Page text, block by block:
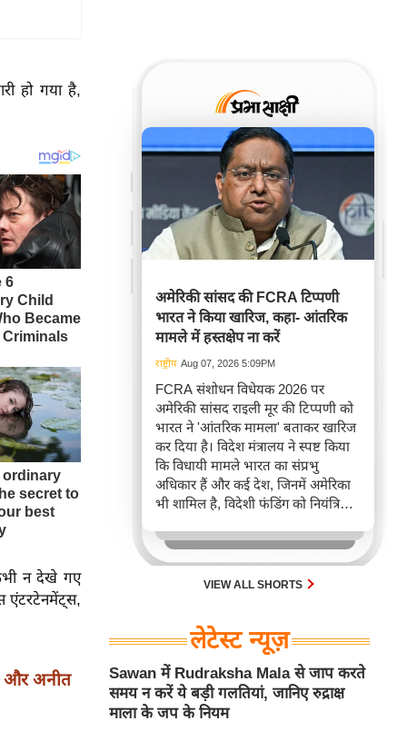
हो गया है,
न देखे गए
एंटरटेनमेंट्स,
और अनीत
अमेरिकी सांसद की FCRA टिप्पणी
भारत ने किया खारिज, कहा- आंतरिक
मामले में हस्तक्षेप ना करें
राष्ट्रीय Aug 07, 2026 5:09PM
FCRA संशोधन विधेयक 2026 पर
अमेरिकी सांसद राइली मूर की टिप्पणी को
भारत ने 'आंतरिक मामला' बताकर खारिज
कर दिया है। विदेश मंत्रालय ने स्पष्ट किया
कि विधायी मामले भारत का संप्रभु
अधिकार हैं और कई देश, जिनमें अमेरिका
भी शामिल है, विदेशी फंडिंग को नियंत्रित
FCRA बिल को लेकर अंतरराष्ट्रीय बहस
और भारत-अमेरिका संबंधों के निहितार्थों
को दर्शाती है।VIEW ALL SHORTS
लेटेस्ट न्यूज़
Sawan में Rudraksha Mala से जाप करते
समय न करें ये बड़ी गलतियां, जानिए रुद्राक्ष
माला के जप के नियम